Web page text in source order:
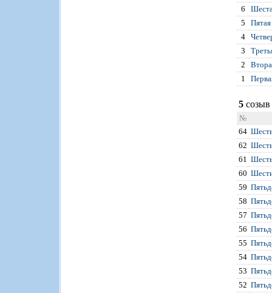
6
5
4
3
2
1
5
№
64
62
61
60
59
58
57
56
55
54
53
52